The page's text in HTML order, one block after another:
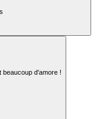
beaucoup d'amore !